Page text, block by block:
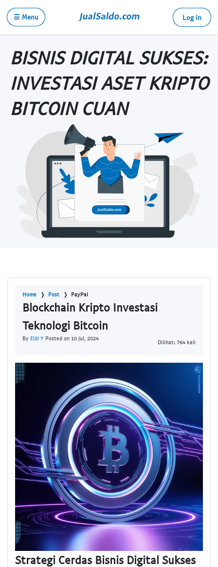
☰ Menu Log in
BISNIS DIGITAL SUKSES:
INVESTASI ASET KRIPTO
BITCOIN CUAN
Home Post PayPal
Blockchain Kripto Investasi
Teknologi Bitcoin
By Eldi Y Posted on 10 Jul, 2024
Dilihat: 764 kali
Strategi Cerdas Bisnis Digital Sukses